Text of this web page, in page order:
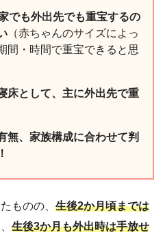
でも外出先でも重宝するの
（赤ちゃんのサイズによっ
間・時間で重宝できると思
床として、主に外出先で重
無、家族構成に合わせて判
ものの、 生後2か月頃までは
生後3か月も外出時は手放せ